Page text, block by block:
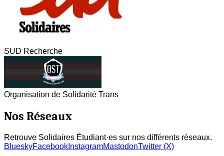
SUD Recherche
Organisation de Solidarité Trans
Nos Réseaux
Retrouve Solidaires Étudiant·es sur nos différents réseaux.
BlueskyFacebook InstagramMastodonTwitter (X)